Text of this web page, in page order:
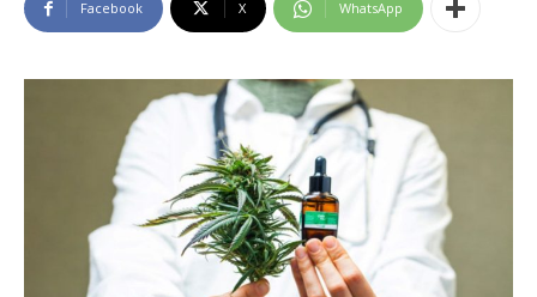
Facebook X WhatsApp